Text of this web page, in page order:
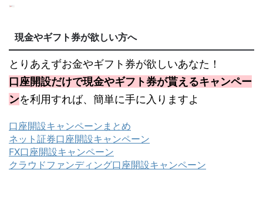
現金やギフト券が欲しい方へ
とりあえずお金やギフト券が欲しいあなた！
口座開設だけで現金やギフト券が貰えるキャンペー
ンを利用すれば、簡単に手に入りますよ
口座開設キャンペーンまとめ
ネット証券口座開設キャンペーン
FX口座開設キャンペーン
クラウドファンディング口座開設キャンペーン